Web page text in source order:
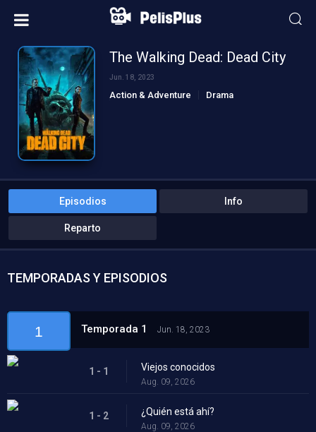
The Walking Dead: Dead City
Jun. 18, 2023
Action & Adventure
Drama
Episodios Info
Reparto
TEMPORADAS Y EPISODIOS
1 Temporada 1 Jun. 18, 2023
1 - 1 Viejos conocidos
Aug. 09, 2026
1 - 2 ¿Quién está ahí?
Aug. 09, 2026